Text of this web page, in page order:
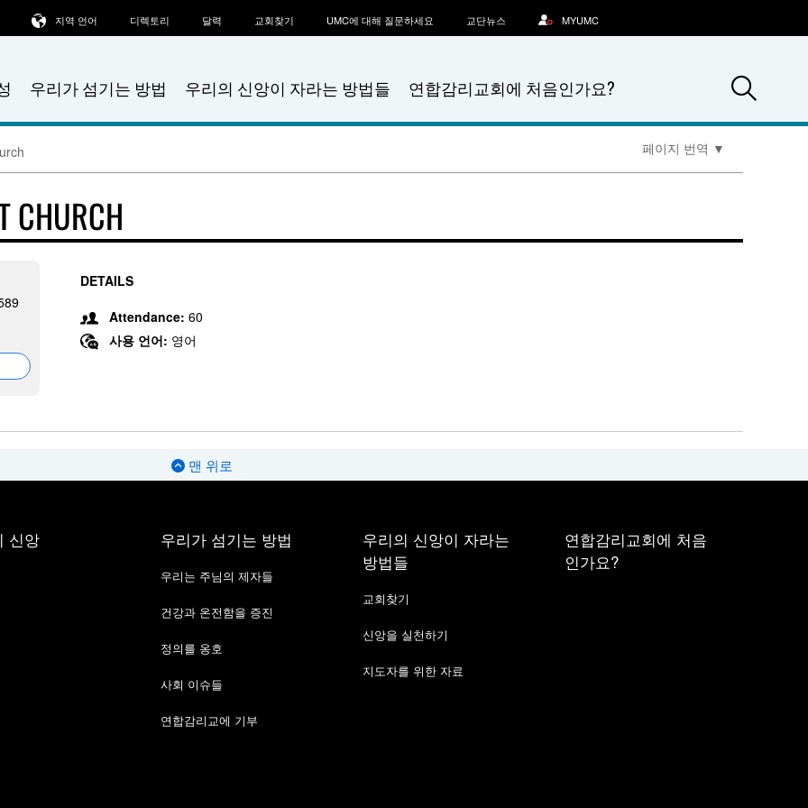
우리가 섬기는 방법 우리의 신앙이 자라는 방법들 연합감리교회에 처음인가요?
지역 언어 디렉토리 달력 교회찾기 UMC에 대해 질문하세요 교단뉴스 MYUMC
페이지 번역 ▼
CHURCH
DETAILS
Attendance: 60
사용 언어: 영어
맨 위로
신앙 우리가 섬기는 방법
우리는 주님의 제자들
건강과 온전함을 증진
정의를 옹호
사회 이슈들
연합감리교에 기부
우리의 신앙이 자라는
방법들
교회찾기
신앙을 실천하기
지도자를 위한 자료
연합감리교회에 처음
인가요?